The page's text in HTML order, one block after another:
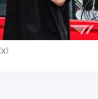
）